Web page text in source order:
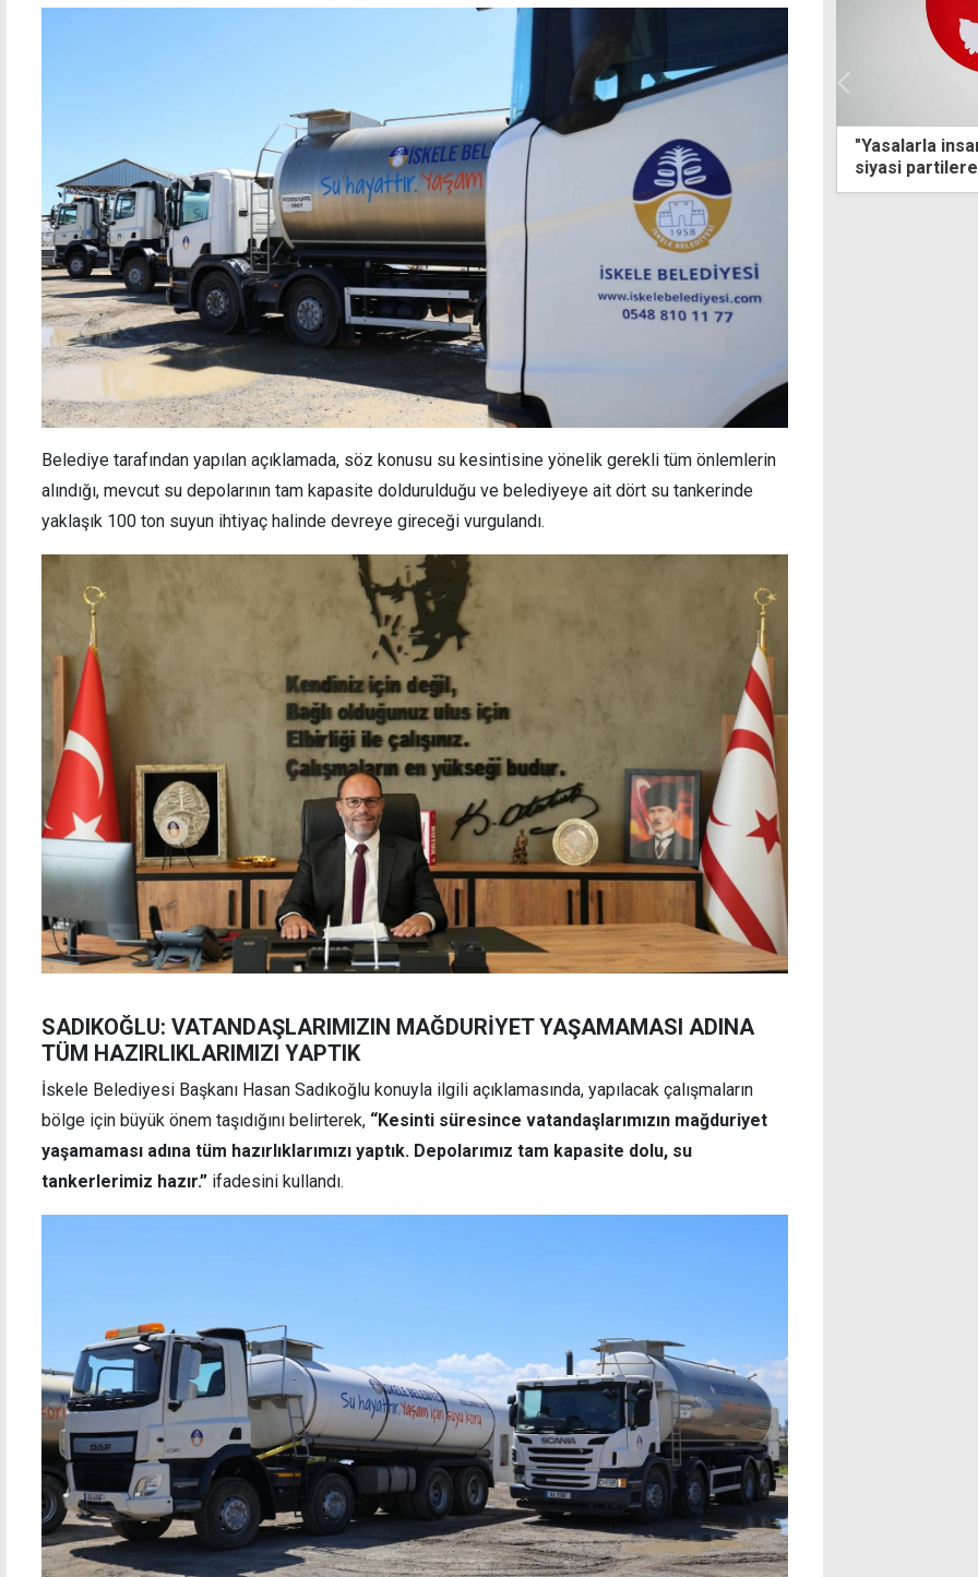
Belediye tarafından yapılan açıklamada, söz konusu su kesintisine yönelik gerekli tüm önlemlerin
alındığı, mevcut su depolarının tam kapasite doldurulduğu ve belediyeye ait dört su tankerinde
yaklaşık 100 ton suyun ihtiyaç halinde devreye gireceği vurgulandı.
SADIKOĞLU: VATANDAŞLARIMIZIN MAĞDURİYET YAŞAMAMASI ADINA
TÜM HAZIRLIKLARIMIZI YAPTIK
İskele Belediyesi Başkanı Hasan Sadıkoğlu konuyla ilgili açıklamasında, yapılacak çalışmaların
bölge için büyük önem taşıdığını belirterek, “Kesinti süresince vatandaşlarımızın mağduriyet
yaşamaması adına tüm hazırlıklarımızı yaptık. Depolarımız tam kapasite dolu, su
tankerlerimiz hazır.” ifadesini kullandı.
Trafikte 381 cezanın 153'ü süratten
"Yasalarla insanları yönlendirmek yerine
siyasi partilere düşen görev, seçmenin
mührünü kazanmaktır"
360 imzalı
MGK